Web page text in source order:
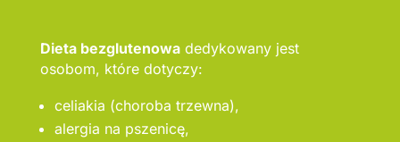
Dieta bezglutenowadedykowany jest
osobom, które dotyczy:
celiakia (choroba trzewna),
alergia na pszenicę,